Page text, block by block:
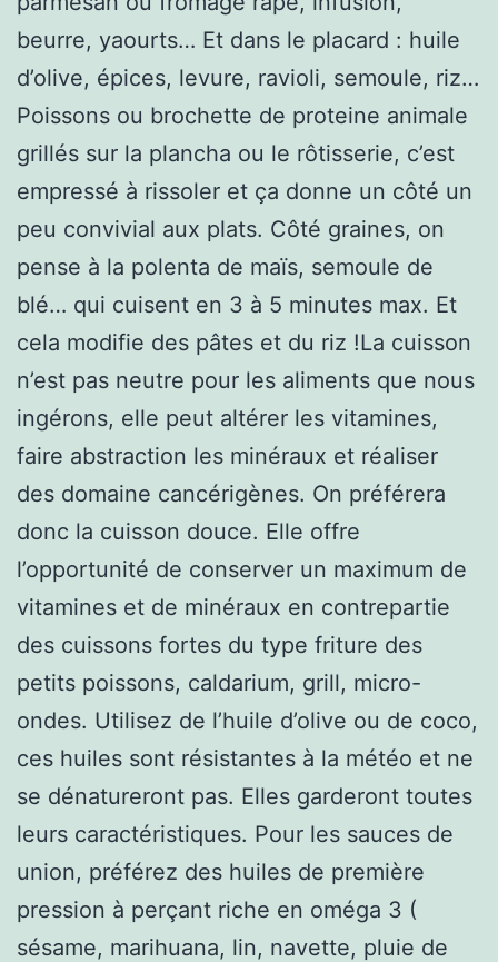
beurre, yaourts… Et dans le placard : huile
d’olive, épices, levure, ravioli, semoule, riz…
Poissons ou brochette de proteine animale
grillés sur la plancha ou le rôtisserie, c’est
empressé à rissoler et ça donne un côté un
peu convivial aux plats. Côté graines, on
pense à la polenta de maïs, semoule de
blé… qui cuisent en 3 à 5 minutes max. Et
cela modifie des pâtes et du riz !La cuisson
n’est pas neutre pour les aliments que nous
ingérons, elle peut altérer les vitamines,
faire abstraction les minéraux et réaliser
des domaine cancérigènes. On préférera
donc la cuisson douce. Elle offre
l’opportunité de conserver un maximum de
vitamines et de minéraux en contrepartie
des cuissons fortes du type friture des
petits poissons, caldarium, grill, micro-
ondes. Utilisez de l’huile d’olive ou de coco,
ces huiles sont résistantes à la météo et ne
se dénatureront pas. Elles garderont toutes
leurs caractéristiques. Pour les sauces de
union, préférez des huiles de première
pression à perçant riche en oméga 3 (
sésame, marihuana, lin, navette, pluie de